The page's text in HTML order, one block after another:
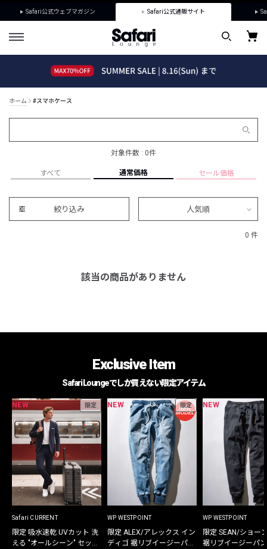
Safari公式ウェブマガジン Safari公式通販サイト
ホーム #スマホケース
対象件数 : 0件
すべて 通常価格 セール価格
絞り込み 人気順
0 件
該当の商品がありません
Exclusive Item
Safari Loungeでしか買えない限定アイテム
NEW 限定
Safari CURRENT
限定 吸水速乾 UVカット 洗
える "オールシーン" セット
NEW 限定
WP WESTPOINT
限定 ALEX/アレックス イン
ディゴ 裾リブイージーパン
NEW
WP WESTPOINT
限定 SEAN/ショー
裾リブイージーパ